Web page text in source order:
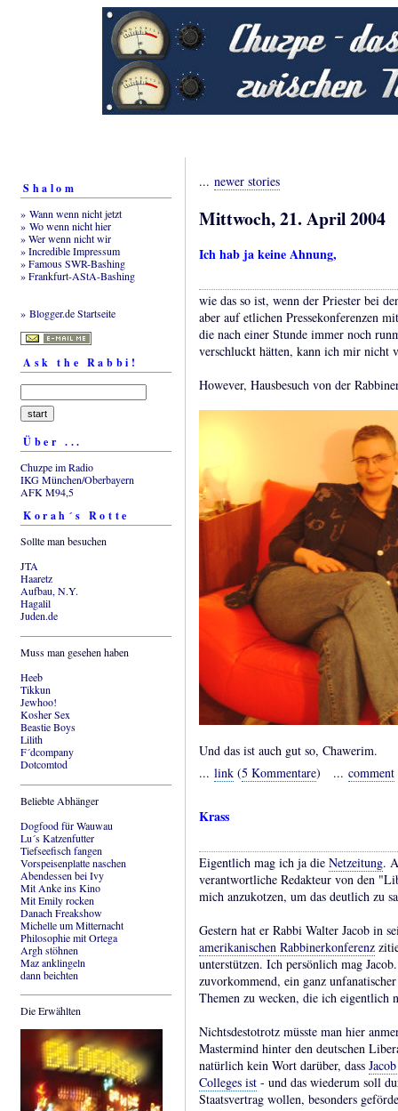
Shalom
» Wann wenn nicht jetzt
» Wo wenn nicht hier
» Wer wenn nicht wir
» Incredible Impressum
» Famous SWR-Bashing
» Frankfurt-AStA-Bashing
» Blogger.de Startseite
Ask the Rabbi!
Über ...
Chuzpe im Radio
IKG München/Oberbayern
AFK M94,5
Korah´s Rotte
Sollte man besuchen
JTA
Haaretz
Aufbau, N.Y.
Hagalil
Juden.de
Muss man gesehen haben
Heeb
Tikkun
Jewhoo!
Kosher Sex
Beastie Boys
Lilith
F´dcompany
Dotcomtod
Beliebte Abhänger
Dogfood für Wauwau
Lu´s Katzenfutter
Tiefseefisch fangen
Vorspeisenplatte naschen
Abendessen bei Ivy
Mit Anke ins Kino
Mit Emily rocken
Danach Freakshow
Michelle um Mitternacht
Philosophie mit Ortega
Argh stöhnen
Maz anklingeln
dann beichten
Die Erwählten
... newer stories
Mittwoch, 21. April 2004
Ich hab ja keine Ahnung,
wie das so ist, wenn der Priester bei
aber auf etlichen Pressekonferenzen
die nach einer Stunde immer noch
verschluckt hätten, kann ich mir nicht
However, Hausbesuch von der
Und das ist auch gut so, Chawerim.
... link (5 Kommentare) ... comment
Krass
Eigentlich mag ich ja die Netzeitung.
verantwortliche Redakteur von den
mich anzukotzen, um das deutlich zu
Gestern hat er Rabbi Walter Jacob in
amerikanischen Rabbinerkonferenz
unterstützen. Ich persönlich mag
zuvorkommend, ein ganz
Themen zu wecken, die ich eigentlich
Nichtsdestotrotz müsste man hier
Mastermind hinter den deutschen
natürlich kein Wort darüber, dass
Colleges ist - und das wiederum soll
Staatsvertrag wollen, besonders